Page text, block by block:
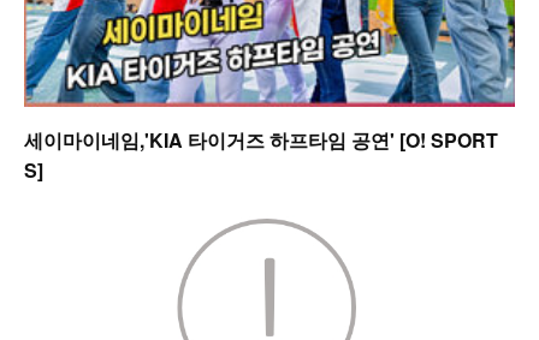
세이마이네임,'KIA 타이거즈 하프타임 공연' [O! SPORT
S]